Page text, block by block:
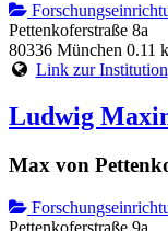
Pettenkoferstraße 8a
80336 München 0.11
Link zur Institution
Ludwig
Max von
Pettenkoferstraße 9a